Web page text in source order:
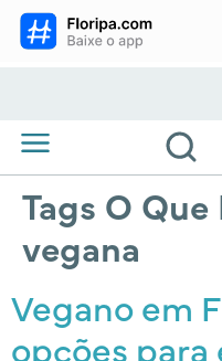
Tags O Que
vegana
Vegano em
opções para